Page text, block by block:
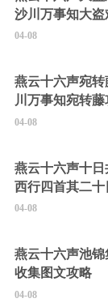
沙川万事知大盗
04-08
燕云十六声宛
川万事知宛转藤
04-08
燕云十六声十
西行四首其二十
04-08
燕云十六声池
收集图文攻略
04-08